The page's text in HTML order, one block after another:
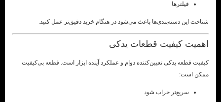
فیلترها
شناخت این دسته‌بندی‌ها باعث می‌شود در هنگام خرید دقیق‌تر عمل کنید.
اهمیت کیفیت قطعات یدکی
کیفیت قطعه یدکی تعیین‌کننده دوام و عملکرد آینده ابزار است. قطعه بی‌کیفیت
ممکن است:
سریع‌تر خراب شود